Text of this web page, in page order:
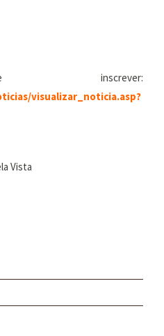
visualizar_noticia.asp?
Vista